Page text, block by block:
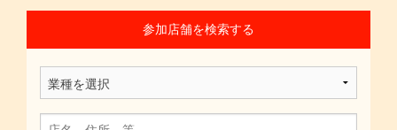
参加店舗を検索する